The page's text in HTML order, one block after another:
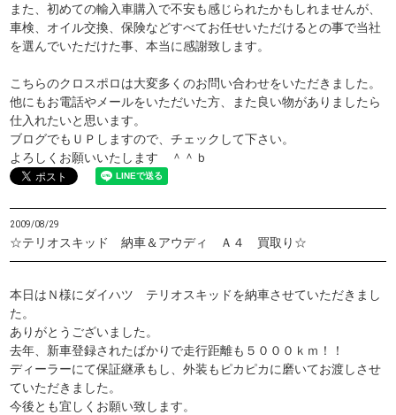
また、初めての輸入車購入で不安も感じられたかもしれませんが、
車検、オイル交換、保険などすべてお任せいただけるとの事で当社
を選んでいただけた事、本当に感謝致します。
こちらのクロスポロは大変多くのお問い合わせをいただきました。
他にもお電話やメールをいただいた方、また良い物がありましたら
仕入れたいと思います。
ブログでもＵＰしますので、チェックして下さい。
よろしくお願いいたします ＾＾ｂ
2009/08/29
☆テリオスキッド 納車＆アウディ Ａ４ 買取り☆
本日はＮ様にダイハツ テリオスキッドを納車させていただきまし
た。
ありがとうございました。
去年、新車登録されたばかりで走行距離も５０００ｋｍ！！
ディーラーにて保証継承もし、外装もピカピカに磨いてお渡しさせ
ていただきました。
今後とも宜しくお願い致します。